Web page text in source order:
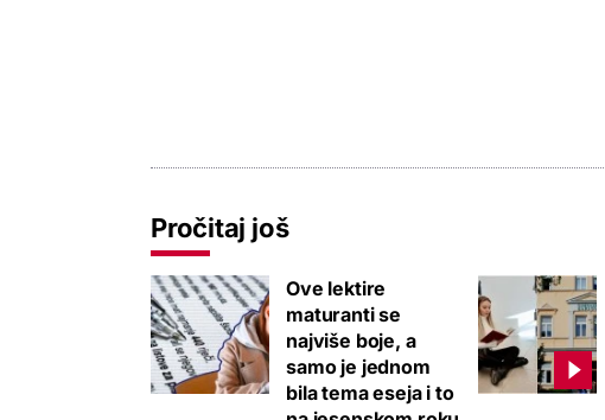
Pročitaj još
Ove lektire
maturanti se
najviše boje, a
samo je jednom
bila tema eseja i to